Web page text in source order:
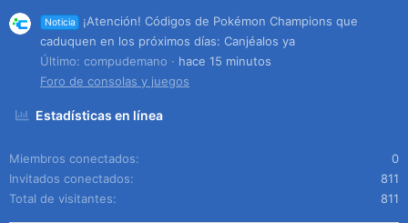
Noticia
¡Atención! Códigos de Pokémon Champions que
caduquen en los próximos días: Canjéalos ya
Último: compudemano
hace 15 minutos
Foro de consolas y juegos
Estadísticas en línea
Miembros conectados
0
Invitados conectados
811
Total de visitantes
811